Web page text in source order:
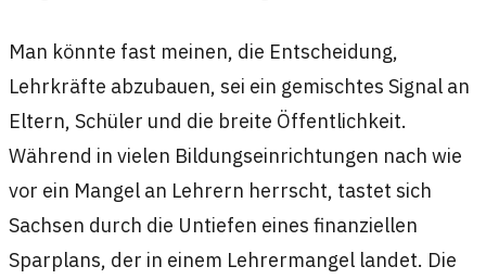
Man könnte fast meinen, die Entscheidung,
Lehrkräfte abzubauen, sei ein gemischtes Signal an
Eltern, Schüler und die breite Öffentlichkeit.
Während in vielen Bildungseinrichtungen nach wie
vor ein Mangel an Lehrern herrscht, tastet sich
Sachsen durch die Untiefen eines finanziellen
Sparplans, der in einem Lehrermangel landet. Die